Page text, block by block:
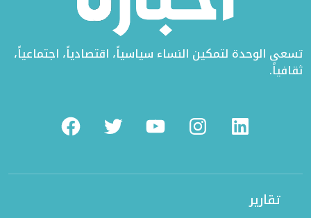
تسعى الوحدة لتمكين النساء سياسياً، اقتصادياً، اجتماعياً،
ثقافياً.
FacebookTwitterYoutubeInstagramLinkedin
تقارير